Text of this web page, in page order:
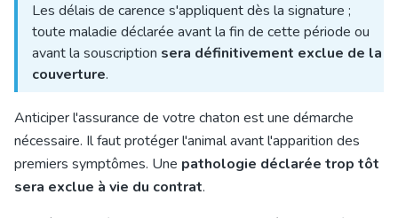
Les délais de carence s'appliquent dès la signature ;
toute maladie déclarée avant la fin de cette période ou
avant la souscription sera définitivement exclue de la
couverture.
Anticiper l'assurance de votre chaton est une démarche
nécessaire. Il faut protéger l'animal avant l'apparition des
premiers symptômes. Une pathologie déclarée trop tôt
sera exclue à vie du contrat.